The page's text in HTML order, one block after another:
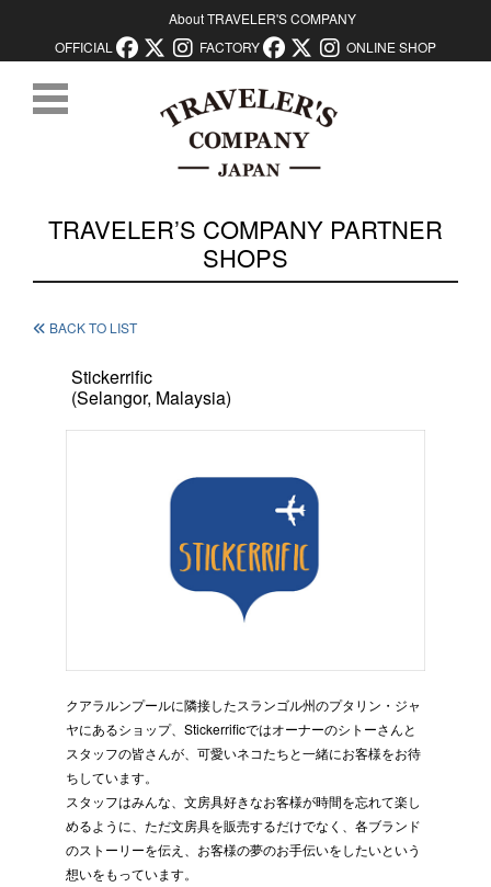
About TRAVELER'S COMPANY
OFFICIAL
FACTORY ONLINE SHOP
TRAVELER’S COMPANY PARTNER
SHOPS
BACK TO LIST
Stickerrific
(Selangor, Malaysia)
クアラルンプールに隣接したスランゴル州のプタリン・ジャ
ヤにあるショップ、Stickerrificではオーナーのシトーさんと
スタッフの皆さんが、可愛いネコたちと一緒にお客様をお待
ちしています。
スタッフはみんな、文房具好きなお客様が時間を忘れて楽し
めるように、ただ文房具を販売するだけでなく、各ブランド
のストーリーを伝え、お客様の夢のお手伝いをしたいという
想いをもっています。